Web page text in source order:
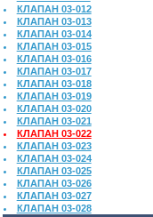
КЛАПАН 03-012
КЛАПАН 03-013
КЛАПАН 03-014
КЛАПАН 03-015
КЛАПАН 03-016
КЛАПАН 03-017
КЛАПАН 03-018
КЛАПАН 03-019
КЛАПАН 03-020
КЛАПАН 03-021
КЛАПАН 03-022
КЛАПАН 03-023
КЛАПАН 03-024
КЛАПАН 03-025
КЛАПАН 03-026
КЛАПАН 03-027
КЛАПАН 03-028